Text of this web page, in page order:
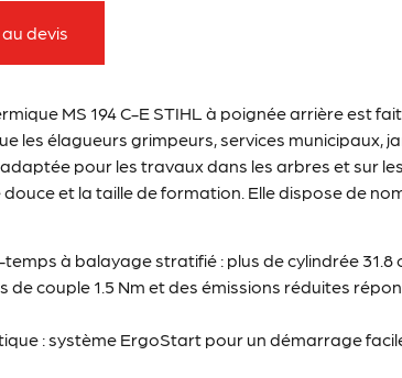
devis
MS 194 C-E STIHL à poignée arrière est
les élagueurs grimpeurs, services municipaux,
pour les travaux dans les arbres et sur
et la taille de formation. Elle dispose de
à balayage stratifié : plus de cylindrée 31.8
de couple 1.5 Nm et des émissions réduites
: système ErgoStart pour un démarrage